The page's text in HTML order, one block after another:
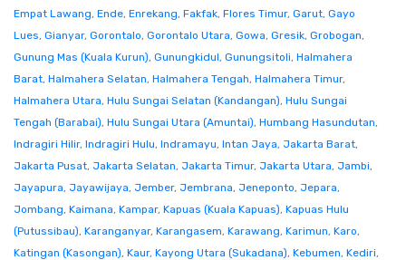
Empat Lawang, Ende, Enrekang, Fakfak, Flores Timur, Garut, Gayo
Lues, Gianyar, Gorontalo, Gorontalo Utara, Gowa, Gresik, Grobogan,
Gunung Mas (Kuala Kurun), Gunungkidul, Gunungsitoli, Halmahera
Barat, Halmahera Selatan, Halmahera Tengah, Halmahera Timur,
Halmahera Utara, Hulu Sungai Selatan (Kandangan), Hulu Sungai
Tengah (Barabai), Hulu Sungai Utara (Amuntai), Humbang Hasundutan,
Indragiri Hilir, Indragiri Hulu, Indramayu, Intan Jaya, Jakarta Barat,
Jakarta Pusat, Jakarta Selatan, Jakarta Timur, Jakarta Utara, Jambi,
Jayapura, Jayawijaya, Jember, Jembrana, Jeneponto, Jepara,
Jombang, Kaimana, Kampar, Kapuas (Kuala Kapuas), Kapuas Hulu
(Putussibau), Karanganyar, Karangasem, Karawang, Karimun, Karo,
Katingan (Kasongan), Kaur, Kayong Utara (Sukadana), Kebumen, Kediri,